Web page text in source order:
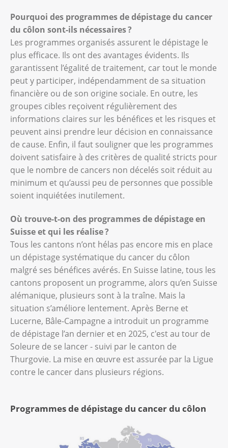
Pourquoi des programmes de dépistage du cancer
du côlon sont-ils nécessaires ?
Les programmes organisés assurent le dépistage le
plus efficace. Ils ont des avantages évidents. Ils
garantissent l’égalité de traitement, car tout le monde
peut y participer, indépendamment de sa situation
financière ou de son origine sociale. En outre, les
groupes cibles reçoivent régulièrement des
informations claires sur les bénéfices et les risques et
peuvent ainsi prendre leur décision en connaissance
de cause. Enfin, il faut souligner que les programmes
doivent satisfaire à des critères de qualité stricts pour
que le nombre de cancers non décelés soit réduit au
minimum et qu’aussi peu de personnes que possible
soient inquiétées inutilement.
Où trouve-t-on des programmes de dépistage en
Suisse et qui les réalise ?
Tous les cantons n’ont hélas pas encore mis en place
un dépistage systématique du cancer du côlon
malgré ses bénéfices avérés. En Suisse latine, tous les
cantons proposent un programme, alors qu’en Suisse
alémanique, plusieurs sont à la traîne. Mais la
situation s’améliore lentement. Après Berne et
Lucerne, Bâle-Campagne a introduit un programme
de dépistage l’an dernier et en 2025, c'est au tour de
Soleure de se lancer - suivi par le canton de
Thurgovie. La mise en œuvre est assurée par la Ligue
contre le cancer dans plusieurs régions.
Programmes de dépistage du cancer du côlon